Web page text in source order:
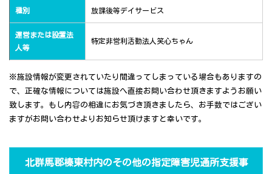
種別 放課後等デイサービス
運営または設置法
人等
特定非営利活動法人笑心ちゃん
※施設情報が変更されていたり間違ってしまっている場合もありますの
で、正確な情報については施設へ直接お問い合わせ頂きますようお願い
致します。もし内容の相違にお気づき頂きましたら、お手数ではござい
ますがお問い合わせよりお知らせ頂けますと幸いです。
北群馬郡榛東村内のその他の指定障害児通所支援事